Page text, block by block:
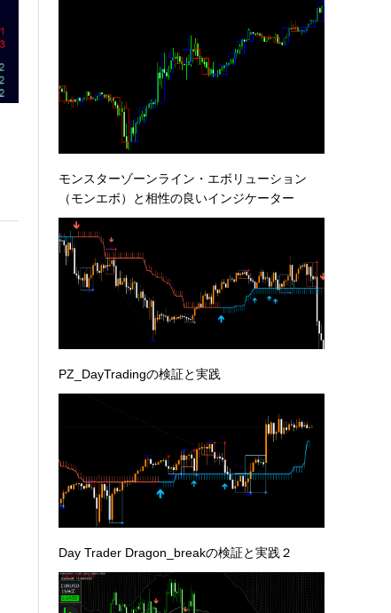
モンスターゾーンライン・エボリューション
（モンエボ）と相性の良いインジケーター
PZ_DayTradingの検証と実践
Day Trader Dragon_breakの検証と実践２